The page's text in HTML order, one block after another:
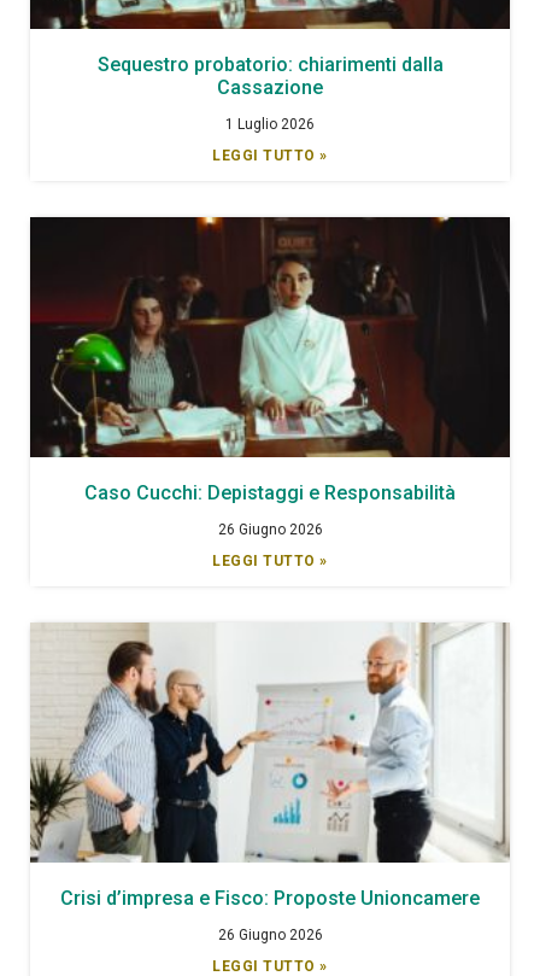
Sequestro probatorio: chiarimenti dalla
Cassazione
1 Luglio 2026
LEGGI TUTTO »
Caso Cucchi: Depistaggi e Responsabilità
26 Giugno 2026
LEGGI TUTTO »
Crisi d’impresa e Fisco: Proposte Unioncamere
26 Giugno 2026
LEGGI TUTTO »